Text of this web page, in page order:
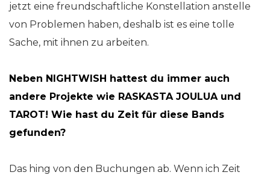
jetzt eine freundschaftliche Konstellation anstelle
von Problemen haben, deshalb ist es eine tolle
Sache, mit ihnen zu arbeiten.
Neben NIGHTWISH hattest du immer auch
andere Projekte wie RASKASTA JOULUA und
TAROT! Wie hast du Zeit für diese Bands
gefunden?
Das hing von den Buchungen ab. Wenn ich Zeit